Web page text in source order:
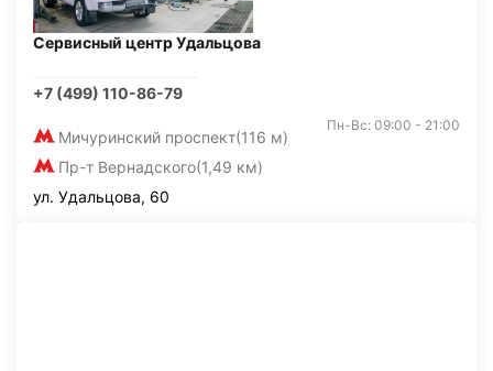
Сервисный центр Удальцова
+7 (499) 110-86-79
Мичуринский проспект(116 м)
Пр-т Вернадского(1,49 км)
Пн-Вс: 09:00 - 21:00
ул. Удальцова, 60